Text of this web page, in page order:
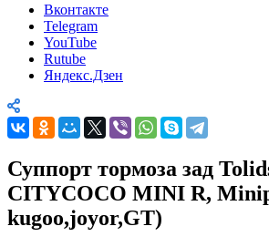
Вконтакте
Telegram
YouTube
Rutube
Яндекс.Дзен
Суппорт тормоза зад
CITYCOCO MINI R,
kugoo,joyor,GT)